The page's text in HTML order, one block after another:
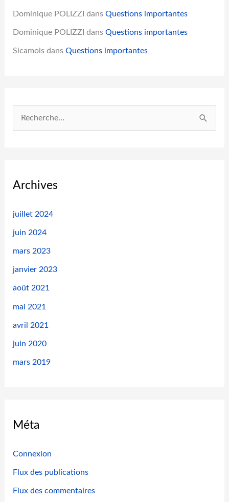
Dominique POLIZZI dansQuestions importantes
Dominique POLIZZI dansQuestions importantes
Sicamois dansQuestions importantes
e
c
:
Archives
juillet 2024
juin 2024
mars 2023
janvier 2023
août 2021
mai 2021
avril 2021
juin 2020
mars 2019
Méta
Connexion
Flux des publications
Flux des commentaires